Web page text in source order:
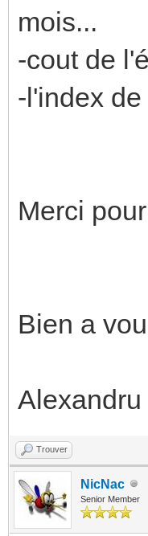
mois...
-cout de
-l'index
Merci
Bien a
Alexandru
Trouver
NicNac
Senior Member